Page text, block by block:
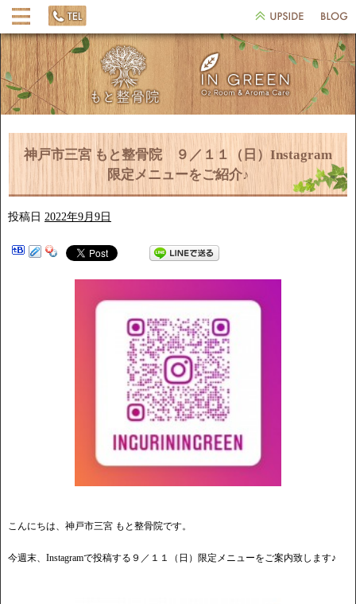
神戸市三宮 もと整骨院 ９／１１（日）Instagram
限定メニューをご紹介♪
投稿日 2022年9月9日
こんにちは、神戸市三宮 もと整骨院です。
今週末、Instagramで投稿する９／１１（日）限定メニューをご案内致します♪